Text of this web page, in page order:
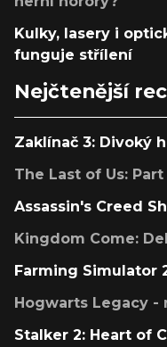
Kulky, lasery i
funguje střílení
Nejčtenější
Zaklínač 3: Divoký
The Last of Us:
Assassin's Creed
Kingdom Come:
Farming Simulator
Hogwarts Legacy -
Stalker 2: Heart of